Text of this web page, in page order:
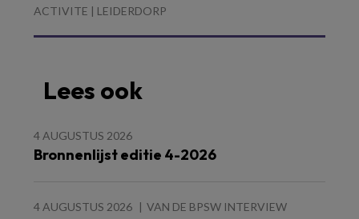
ACTIVITE | LEIDERDORP
Lees ook
4 AUGUSTUS 2026
Bronnenlijst editie 4-2026
4 AUGUSTUS 2026 VAN DE BPSW INTERVIEW